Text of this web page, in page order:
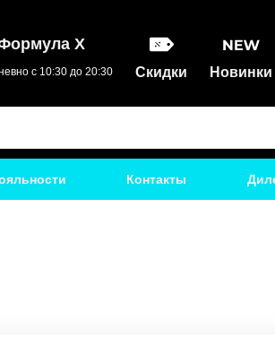
Х
с 10:30 до 20:30 Скидки Новинки
Контакты